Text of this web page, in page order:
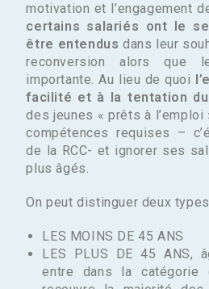
motivation et l’engagement
certains salariés ont le
être entendus dans leur
reconversion alors que
importante. Au lieu de quoi
facilité et à la tentation
des jeunes « prêts à
compétences requises –
de la RCC- et ignorer ses
plus âgés.
On peut distinguer deux
LES MOINS DE 45 ANS
LES PLUS DE 45 ANS,
entre dans la